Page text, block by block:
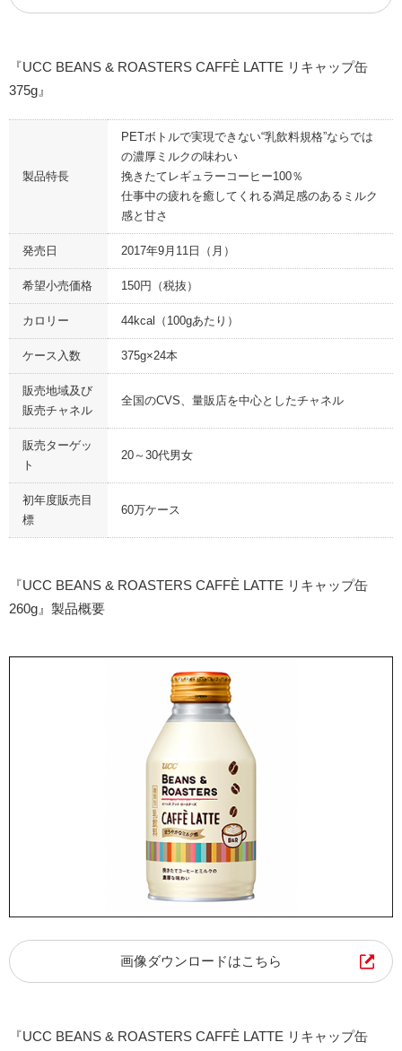
『UCC BEANS & ROASTERS CAFFÈ LATTE リキャップ缶
375g』
製品特長
PETボトルで実現できない“乳飲料規格”ならでは
の濃厚ミルクの味わい
挽きたてレギュラーコーヒー100％
仕事中の疲れを癒してくれる満足感のあるミルク
感と甘さ
発売日 2017年9月11日（月）
希望小売価格 150円（税抜）
カロリー 44kcal（100gあたり）
ケース入数 375g×24本
販売地域及び
販売チャネル
全国のCVS、量販店を中心としたチャネル
販売ターゲッ
ト
20～30代男女
初年度販売目
標
60万ケース
『UCC BEANS & ROASTERS CAFFÈ LATTE リキャップ缶
260g』製品概要
画像ダウンロードはこちら
『UCC BEANS & ROASTERS CAFFÈ LATTE リキャップ缶